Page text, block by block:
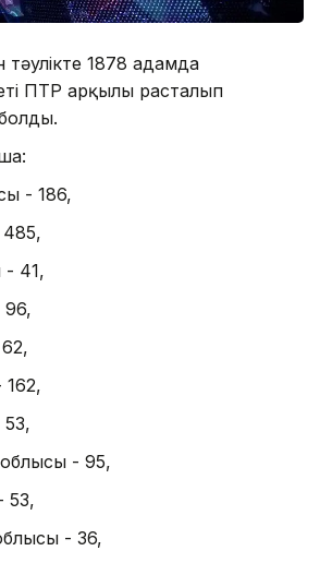
тәулікте 1878 адамда
ПТР арқылы расталып
- 186,
41,
- 95,
53,
- 36,